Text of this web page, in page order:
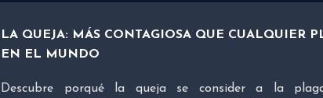
LA QUEJA: MÁS CONTAGIOSA QUE CUALQUIER
EN EL MUNDO
Descubre porqué la queja se consider a la